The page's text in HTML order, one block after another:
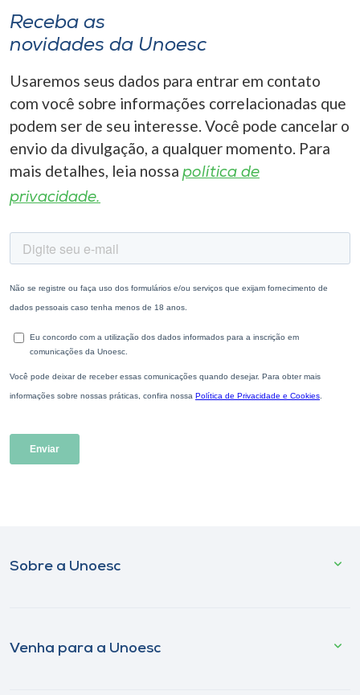
Receba as
novidades da Unoesc
Usaremos seus dados para entrar em contato
com você sobre informações correlacionadas que
podem ser de seu interesse. Você pode cancelar o
envio da divulgação, a qualquer momento. Para
mais detalhes, leia nossa política de
privacidade.
Sobre a Unoesc
Venha para a Unoesc